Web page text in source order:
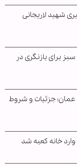
شهید لاریجانی
برای بازنگری در
و عمان؛ جزئیات و شروط
خانه کعبه شد